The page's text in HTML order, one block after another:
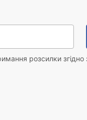
розсилки